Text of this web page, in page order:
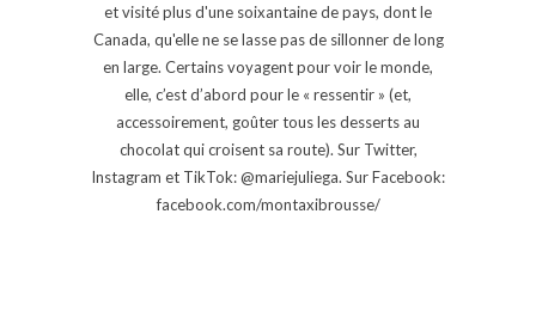
et visité plus d'une soixantaine de pays, dont le
Canada, qu'elle ne se lasse pas de sillonner de long
en large. Certains voyagent pour voir le monde,
elle, c’est d’abord pour le « ressentir » (et,
accessoirement, goûter tous les desserts au
chocolat qui croisent sa route). Sur Twitter,
Instagram et TikTok: @mariejuliega. Sur Facebook:
facebook.com/montaxibrousse/